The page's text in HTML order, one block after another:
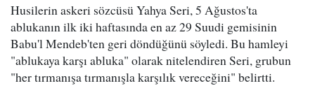
Husilerin askeri sözcüsü Yahya Seri, 5 Ağustos'ta
ablukanın ilk iki haftasında en az 29 Suudi gemisinin
Babu'l Mendeb'ten geri döndüğünü söyledi. Bu hamleyi
"ablukaya karşı abluka" olarak nitelendiren Seri, grubun
"her tırmanışa tırmanışla karşılık vereceğini" belirtti.